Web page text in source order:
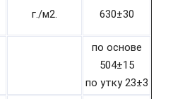
г./м2. 630±30
по основе
504±15
по утку 23±3